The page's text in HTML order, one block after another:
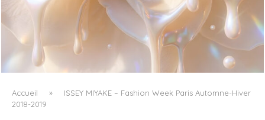
WHITE BLOOD, OU LE RETOUR DU FLORAL COMME
MATIÈRE VIVANTE
Accueil »
ISSEY MIYAKE – Fashion Week Paris Automne-Hiver
2018-2019